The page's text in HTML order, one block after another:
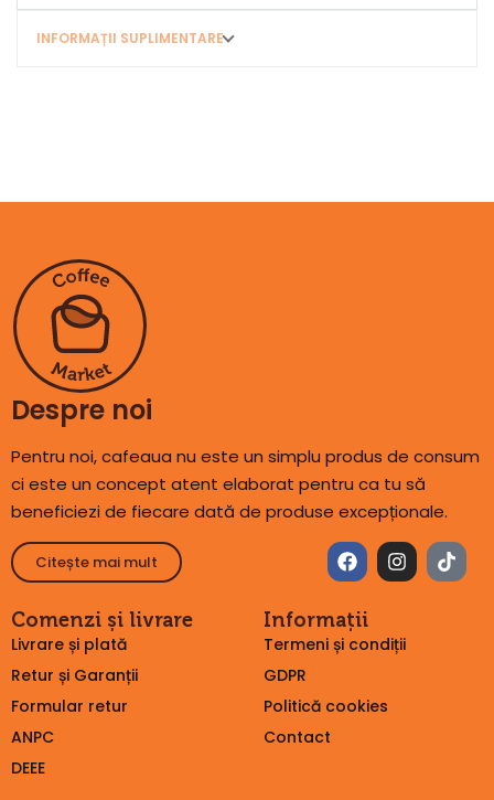
INFORMAȚII SUPLIMENTARE
Despre noi
Pentru noi, cafeaua nu este un simplu produs de consum
ci este un concept atent elaborat pentru ca tu să
beneficiezi de fiecare dată de produse excepționale.
Citește mai mult
Comenzi și livrare
Livrare și plată
Retur și Garanții
Formular retur
ANPC
DEEE
Informații
Termeni și condiții
GDPR
Politică cookies
Contact